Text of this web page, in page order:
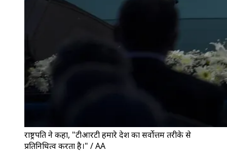
राष्ट्रपति ने कहा, "टीआरटी हमारे देश का सर्वोत्तम तरीके से
प्रतिनिधित्व करता है।" / AA